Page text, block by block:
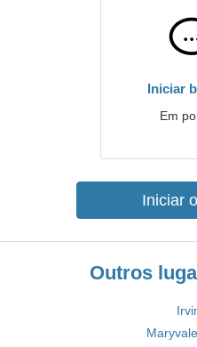
Iniciar
Em
Iniciar
Outros